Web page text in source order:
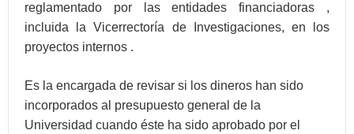
reglamentado por las entidades financiadoras ,
incluida la Vicerrectoría de Investigaciones, en los
proyectos internos .
Es la encargada de revisar si los dineros han sido
incorporados al presupuesto general de la
Universidad cuando éste ha sido aprobado por el